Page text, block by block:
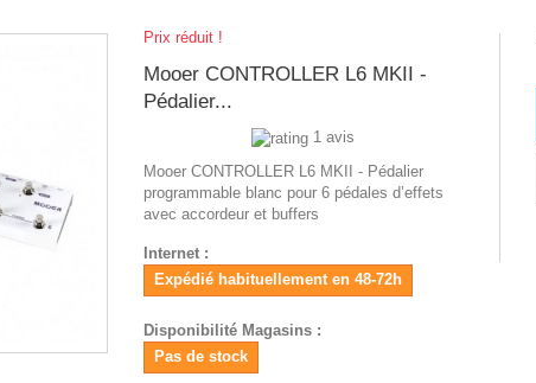
Prix réduit !
Mooer CONTROLLER L6 MKII -
Pédalier...
1 avis
Mooer CONTROLLER L6 MKII - Pédalier
programmable blanc pour 6 pédales d’effets
avec accordeur et buffers
Internet :
Expédié habituellement en 48-72h
Disponibilité Magasins :
Pas de stock